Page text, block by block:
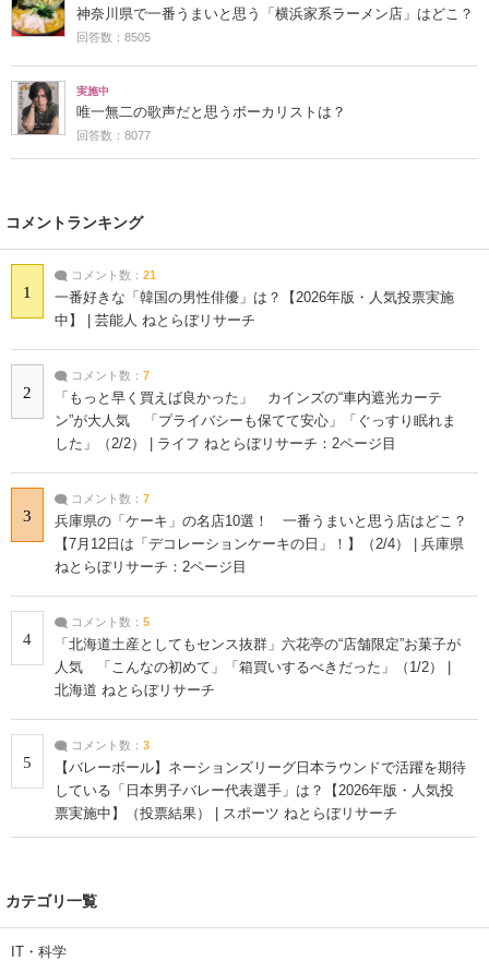
神奈川県で一番うまいと思う「横浜家系ラーメン店」はどこ？
回答数：8505
実施中
唯一無二の歌声だと思うボーカリストは？
回答数：8077
コメントランキング
1
コメント数： 21
一番好きな「韓国の男性俳優」は？【2026年版・人気投票実施
中】 | 芸能人 ねとらぼリサーチ
2
コメント数： 7
「もっと早く買えば良かった」 カインズの“車内遮光カーテ
ン”が大人気 「プライバシーも保てて安心」「ぐっすり眠れま
した」（2/2） | ライフ ねとらぼリサーチ：2ページ目
3
コメント数： 7
兵庫県の「ケーキ」の名店10選！ 一番うまいと思う店はどこ？
【7月12日は「デコレーションケーキの日」！】（2/4） | 兵庫県
ねとらぼリサーチ：2ページ目
4
コメント数： 5
「北海道土産としてもセンス抜群」六花亭の“店舗限定”お菓子が
人気 「こんなの初めて」「箱買いするべきだった」（1/2） |
北海道 ねとらぼリサーチ
5
コメント数： 3
【バレーボール】ネーションズリーグ日本ラウンドで活躍を期待
している「日本男子バレー代表選手」は？【2026年版・人気投
票実施中】（投票結果） | スポーツ ねとらぼリサーチ
カテゴリ一覧
IT・科学